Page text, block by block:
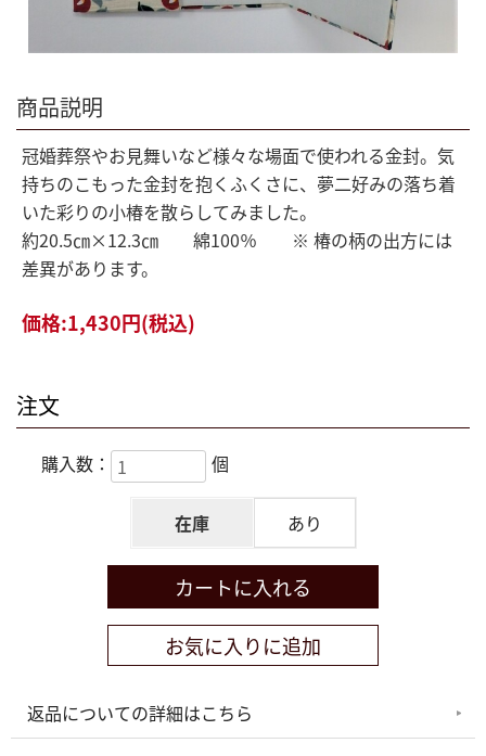
商品説明
冠婚葬祭やお見舞いなど様々な場面で使われる金封。気
持ちのこもった金封を抱くふくさに、夢二好みの落ち着
いた彩りの小椿を散らしてみました。
約20.5㎝×12.3㎝ 綿100％ ※ 椿の柄の出方には
差異があります。
価格:1,430円(税込)
注文
購入数： 個
在庫 あり
返品についての詳細はこちら